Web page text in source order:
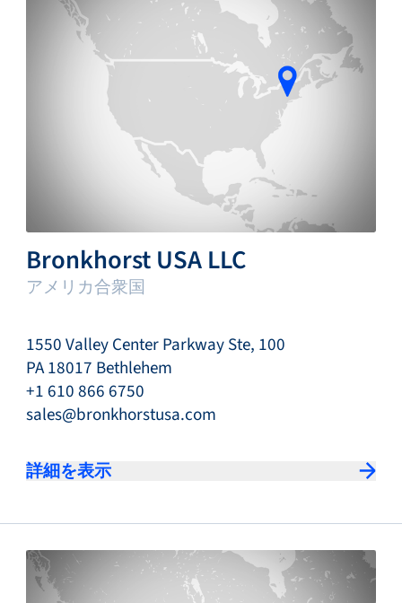
Bronkhorst USA LLC
アメリカ合衆国
1550 Valley Center Parkway Ste, 100
PA 18017 Bethlehem
+1 610 866 6750
sales@bronkhorstusa.com
詳細を表示